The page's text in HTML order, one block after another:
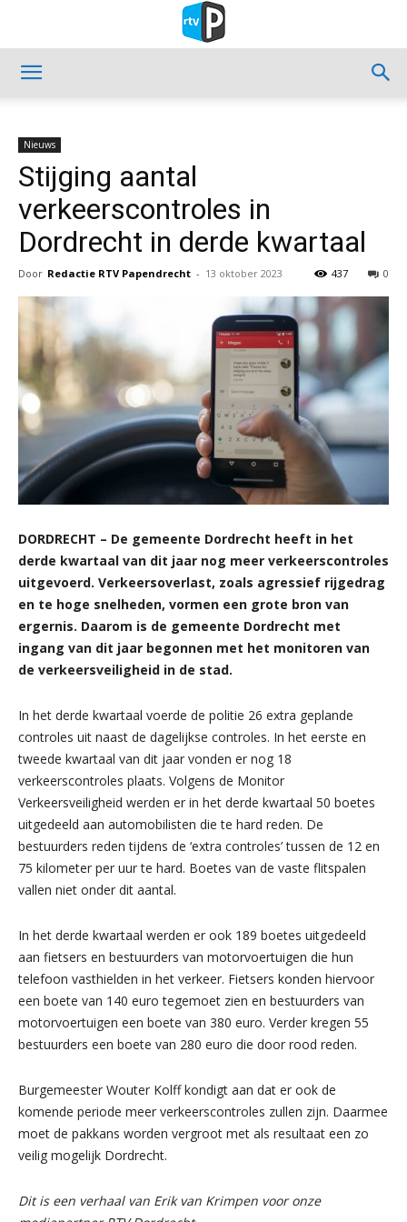
Nieuws
Stijging aantal
verkeerscontroles in
Dordrecht in derde kwartaal
Door Redactie RTV Papendrecht - 13 oktober 2023 0
437
DORDRECHT – De gemeente Dordrecht heeft in het
derde kwartaal van dit jaar nog meer verkeerscontroles
uitgevoerd. Verkeersoverlast, zoals agressief rijgedrag
en te hoge snelheden, vormen een grote bron van
ergernis. Daarom is de gemeente Dordrecht met
ingang van dit jaar begonnen met het monitoren van
de verkeersveiligheid in de stad.
In het derde kwartaal voerde de politie 26 extra geplande
controles uit naast de dagelijkse controles. In het eerste en
tweede kwartaal van dit jaar vonden er nog 18
verkeerscontroles plaats. Volgens de Monitor
Verkeersveiligheid werden er in het derde kwartaal 50 boetes
uitgedeeld aan automobilisten die te hard reden. De
bestuurders reden tijdens de ‘extra controles’ tussen de 12 en
75 kilometer per uur te hard. Boetes van de vaste flitspalen
vallen niet onder dit aantal.
In het derde kwartaal werden er ook 189 boetes uitgedeeld
aan fietsers en bestuurders van motorvoertuigen die hun
telefoon vasthielden in het verkeer. Fietsers konden hiervoor
een boete van 140 euro tegemoet zien en bestuurders van
motorvoertuigen een boete van 380 euro. Verder kregen 55
bestuurders een boete van 280 euro die door rood reden.
Burgemeester Wouter Kolff kondigt aan dat er ook de
komende periode meer verkeerscontroles zullen zijn. Daarmee
moet de pakkans worden vergroot met als resultaat een zo
veilig mogelijk Dordrecht.
Dit is een verhaal van Erik van Krimpen voor onze